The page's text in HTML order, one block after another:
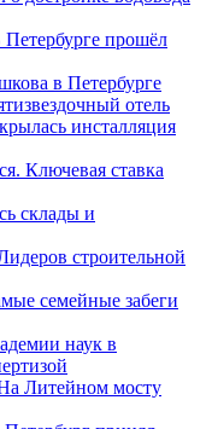
прошёл
в Петербурге
отель
инсталляция
Ключевая ставка
склады и
строительной
семейные забеги
наук в
Литейном мосту